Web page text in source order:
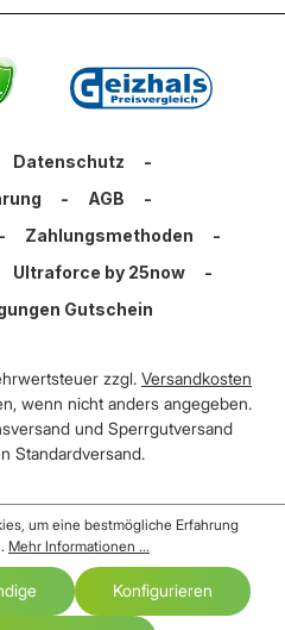
Datenschutz
-
- AGB
-
- Zahlungsmethoden
-
Ultraforce by 25now
-
Gutschein
zzgl. Versandkosten
wenn nicht anders angegeben.
und Sperrgutversand
Standardversand.
um eine bestmögliche Erfahrung
Mehr Informationen ...
Konfigurieren